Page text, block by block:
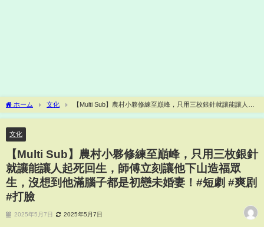
ホーム 文化
【Multi Sub】農村小夥修練至巔峰，只用三枚銀針就讓能讓人起
死回生，師傅立刻讓他下山造福眾生，沒想到他滿腦子都是初戀未婚妻！#短劇 #爽剧 #
文化
【Multi Sub】農村小夥修練至巔峰，只用三枚銀針
就讓能讓人起死回生，師傅立刻讓他下山造福眾
生，沒想到他滿腦子都是初戀未婚妻！#短劇 #爽剧
#打臉
2025年5月7日 2025年5月7日